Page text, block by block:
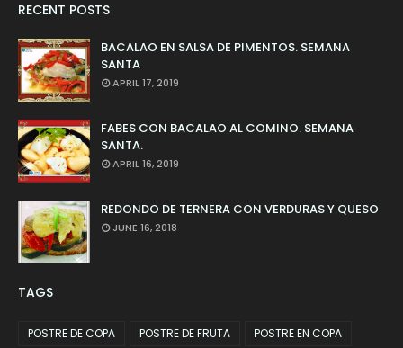
RECENT POSTS
BACALAO EN SALSA DE PIMENTOS. SEMANA
SANTA
APRIL 17, 2019
FABES CON BACALAO AL COMINO. SEMANA
SANTA.
APRIL 16, 2019
REDONDO DE TERNERA CON VERDURAS Y QUESO
JUNE 16, 2018
TAGS
POSTRE DE COPA POSTRE DE FRUTA
POSTRE EN COPA